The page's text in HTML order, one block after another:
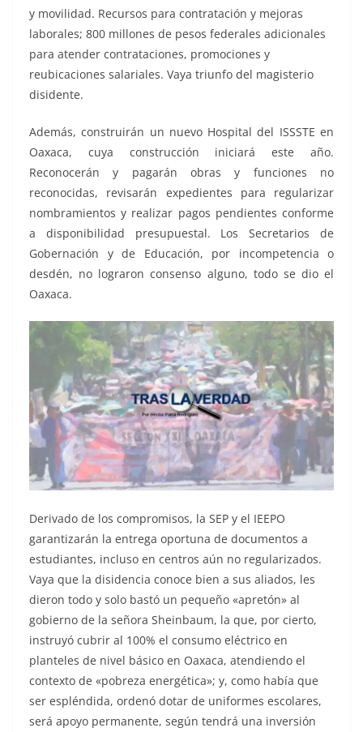
y movilidad. Recursos para contratación y mejoras
laborales; 800 millones de pesos federales adicionales
para atender contrataciones, promociones y
reubicaciones salariales. Vaya triunfo del magisterio
disidente.
Además, construirán un nuevo Hospital del ISSSTE en
Oaxaca, cuya construcción iniciará este año.
Reconocerán y pagarán obras y funciones no
reconocidas, revisarán expedientes para regularizar
nombramientos y realizar pagos pendientes conforme
a disponibilidad presupuestal. Los Secretarios de
Gobernación y de Educación, por incompetencia o
desdén, no lograron consenso alguno, todo se dio el
Oaxaca.
Derivado de los compromisos, la SEP y el IEEPO
garantizarán la entrega oportuna de documentos a
estudiantes, incluso en centros aún no regularizados.
Vaya que la disidencia conoce bien a sus aliados, les
dieron todo y solo bastó un pequeño «apretón» al
gobierno de la señora Sheinbaum, la que, por cierto,
instruyó cubrir al 100% el consumo eléctrico en
planteles de nivel básico en Oaxaca, atendiendo el
contexto de «pobreza energética»; y, como había que
ser espléndida, ordenó dotar de uniformes escolares,
será apoyo permanente, según tendrá una inversión